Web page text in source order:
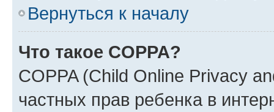
Вернуться к началу
Что такое COPPA?
COPPA (Child Online Privacy
частных прав ребенка в